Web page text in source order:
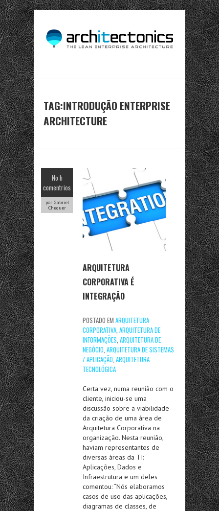
TAG:INTRODUÇÃO ENTERPRISE
ARCHITECTURE
No h
comentrios
por Gabriel
Chequer
ARQUITETURA
CORPORATIVA É
INTEGRAÇÃO
POSTADO EM ARQUITETURA
CORPORATIVA, ARQUITETURA DE
INFORMAÇÕES, ARQUITETURA DE
NEGÓCIO, ARQUITETURA DE SISTEMAS
/ APLICAÇÃO, ARQUITETURA
TECNOLÓGICA
Certa vez, numa reunião com o
cliente, iniciou-se uma
discussão sobre a viabilidade
da criação de uma área de
Arquitetura Corporativa na
organização. Nesta reunião,
haviam representantes de
diversas áreas da TI:
Aplicações, Dados e
Infraestrutura e um deles
comentou: “Nós elaboramos
casos de uso das aplicações,
diagramas de classes, de